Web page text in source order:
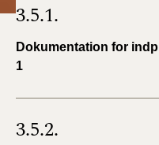
3.5.1.
Dokumentation for
1
3.5.2.